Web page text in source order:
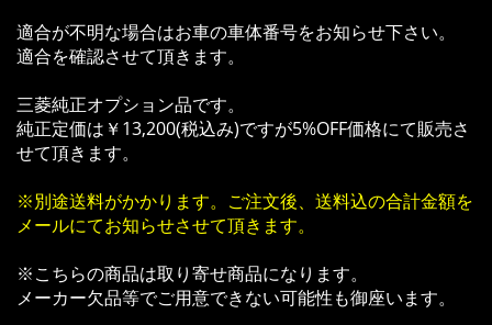
適合が不明な場合はお車の車体番号をお知らせ下さい。
適合を確認させて頂きます。
三菱純正オプション品です。
純正定価は￥13,200(税込み)ですが5%OFF価格にて販売さ
せて頂きます。
※別途送料がかかります。ご注文後、送料込の合計金額を
メールにてお知らせさせて頂きます。
※こちらの商品は取り寄せ商品になります。
メーカー欠品等でご用意できない可能性も御座います。